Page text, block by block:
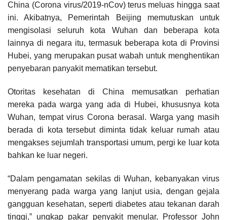
China (Corona virus/2019-nCov) terus meluas hingga saat
ini. Akibatnya, Pemerintah Beijing memutuskan untuk
mengisolasi seluruh kota Wuhan dan beberapa kota
lainnya di negara itu, termasuk beberapa kota di Provinsi
Hubei, yang merupakan pusat wabah untuk menghentikan
penyebaran panyakit mematikan tersebut.
Otoritas kesehatan di China memusatkan perhatian
mereka pada warga yang ada di Hubei, khususnya kota
Wuhan, tempat virus Corona berasal. Warga yang masih
berada di kota tersebut diminta tidak keluar rumah atau
mengakses sejumlah transportasi umum, pergi ke luar kota
bahkan ke luar negeri.
“Dalam pengamatan sekilas di Wuhan, kebanyakan virus
menyerang pada warga yang lanjut usia, dengan gejala
gangguan kesehatan, seperti diabetes atau tekanan darah
tinggi,” ungkap pakar penyakit menular, Professor John